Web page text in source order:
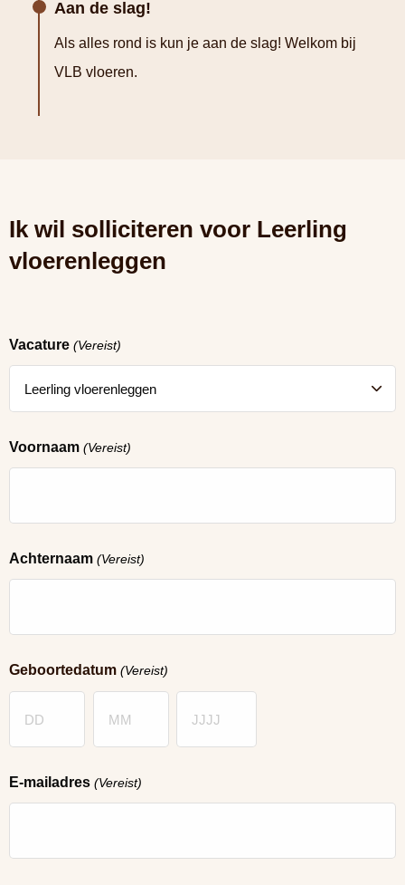
Aan de slag!
Als alles rond is kun je aan de slag! Welkom bij
VLB vloeren.
Ik wil solliciteren voor Leerling
vloerenleggen
Vacature (Vereist)
Voornaam (Vereist)
Achternaam (Vereist)
Geboortedatum (Vereist)
E-mailadres (Vereist)